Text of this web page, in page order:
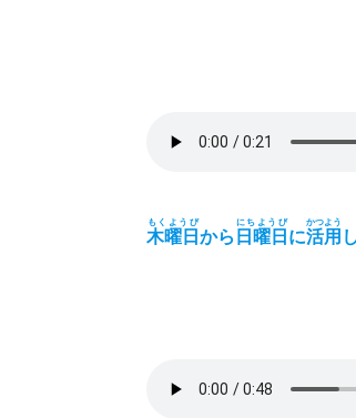
木曜日
もくようび
から 日曜日
にちようび
に活用
かつよう